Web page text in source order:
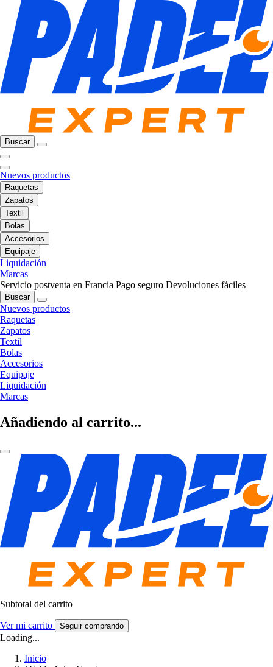
Buscar
Nuevos productos
Raquetas
Zapatos
Textil
Bolas
Accesorios
Equipaje
Liquidación
Marcas
Servicio postventa en Francia Pago seguro Devoluciones fáciles
Buscar
Nuevos productos
Raquetas
Zapatos
Textil
Bolas
Accesorios
Equipaje
Liquidación
Marcas
Añadiendo al carrito...
Subtotal del carrito
Ver mi carrito Seguir comprando
Loading...
Inicio